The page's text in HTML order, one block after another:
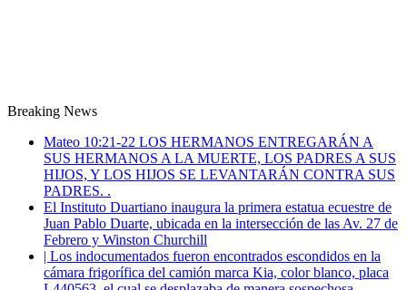
Breaking News
Mateo 10:21-22 LOS HERMANOS ENTREGARÁN A
SUS HERMANOS A LA MUERTE, LOS PADRES A SUS
HIJOS, Y LOS HIJOS SE LEVANTARÁN CONTRA SUS
PADRES. .
El Instituto Duartiano inaugura la primera estatua ecuestre de
Juan Pablo Duarte, ubicada en la intersección de las Av. 27 de
Febrero y Winston Churchill
| Los indocumentados fueron encontrados escondidos en la
cámara frigorífica del camión marca Kia, color blanco, placa